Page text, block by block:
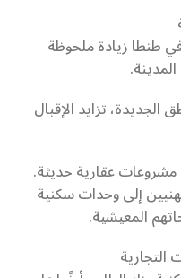
طنطا زيادة ملحوظة
الجديدة، تزايد الإقبال
عقارية حديثة.
إلى وحدات سكنية
المعيشية.